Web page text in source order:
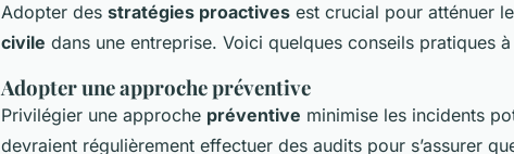
Adopter des stratégies proactives est crucial pour atténuer le
civile dans une entreprise. Voici quelques conseils pratiques
Adopter une approche préventive
Privilégier une approche préventive minimise les incidents
devraient régulièrement effectuer des audits pour s’assurer